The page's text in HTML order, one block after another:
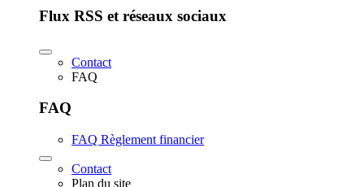
Flux RSS et réseaux sociaux
Contact
FAQ
FAQ
FAQ Règlement financier
Contact
Plan du site